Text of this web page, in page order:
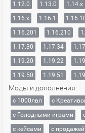
1.12.0
1.13.0 1.14.x
1.16.x
1.16.1
1.16.201
1.16.210
1.17.30
1.17.34
1.19.20
1.19.22
1.19.50
1.19.51
Моды и дополнения:
с 1000лвл c
с Голодными играми
с кейсами
с